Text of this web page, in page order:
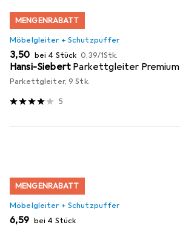
MENGENRABATT
Möbelgleiter + Schutzpuffer
EUR
3,50 bei 4 Stück EUR
0,39/1Stk.
Hansi-Siebert Parkettgleiter Premium
Parkettgleiter, 9 Stk.
5
MENGENRABATT
Möbelgleiter + Schutzpuffer
EUR
6,59 bei 4 Stück